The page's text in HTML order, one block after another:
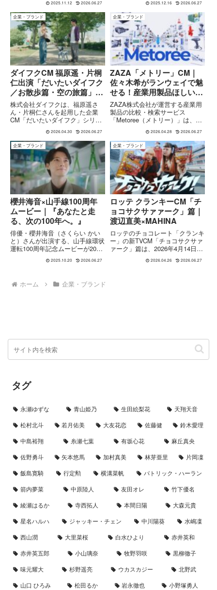
楽曲、 上白石萌音 さんのナレー
ション出演、ネット特別予約や早
割キャンペーンなど、クリスマス
仕様の「モスチキン」戦略を紹介
します。
2025.11.12 2026.06.27
たティザームービーの内容、見ど
ころ、公開情報をまとめます。
2025.12.16 2026.06.27
企業・ブランド
ダイフクCM 福原遥・片桐
仁出演「だいたいダイフク
／お散歩篇・空の旅篇」日
常の裏側を描く
株式会社ダイフクは、福原遥さ
ん・片桐仁さんを起用した企業
CM「だいたいダイフク」シリー
「空の旅篇」を2025年10月1日よ
り放映開始しました。本シリーズ
は、“日常の身の回りにある多く
のモノは、ダイフクのマテリア...
2026.04.30 2026.06.27
企業・ブランド
ZAZA「メトリー」CM｜
佐々木希がランウェイで魅
せる！産業用製品ほしいの
見つかる！編
ZAZA株式会社が運営する産業用
製品の比較・検索サービス
「Metoree（メトリー）」は、
品ほしいの見つかる！編」を公
開。出演は佐々木希さんで、15
秒のCMとなっています。本作で
は「産業用製品探すならメトリ...
2026.04.28 2026.06.27
企業・ブランド
櫻井海音×山手線100周年
ムービー｜『あなたと走
る、次の100年へ。』
俳優・櫻井海音（さくらい かい
と）さんが出演する、山手線環状
運転100周年記念ムービーが2025
年のつながりを描いた映像作品の
2025.10.20 2026.06.27
企業・ブランド
ロッテ クランキーCM「チ
ョコサクサァァーク」篇｜
渡辺直美×MAHINA
ロッテのチョコレート「クランキ
ー」の新TVCM「チョコサクサァ
ァーク」篇は、2026年4月14日よ
す。出演はタレントの渡辺直美さ
2026.04.26 2026.06.27
ホーム 企業・ブランド
タグ
永瀬ゆずな 青山姫乃 生田絵梨花
天翔天音
松村北斗
若月佑美 大友花恋 佐藤健
鈴木愛理
中島裕翔
糸瀬七葉 有坂心花
麻丘真央
佐野勇斗
矢本悠馬 加村真美 林芽亜里
片岡凜
飯島寛騎
行定勲 横溝菜帆
パトリック・ハーラン
箭内夢菜
中原陸人 友田オレ
竹下優名
綾瀬はるか
寺西拓人 本間日陽
大森元貴
星名ハルハ
ジャッキー・チェン 中川陽葵
水嶋凜
西山潤
大里菜桜 白水ひより
赤井英和
赤井英五郎
小山璃奈 牧野羽咲
黒柳徹子
味元耀大
杉野遥亮 ウカスカジー
北野武
山口 ひろみ
松田るか 岩永徹也
小野塚勇人